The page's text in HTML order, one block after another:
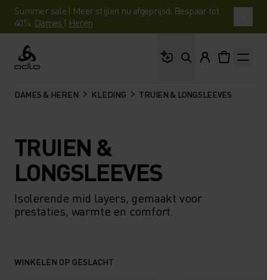
Summer sale | Meer stijlen nu afgeprijsd. Bespaar tot
40%. Dames | Heren
Odlo
DAMES & HEREN KLEDING TRUIEN & LONGSLEEVES
TRUIEN &
LONGSLEEVES
Isolerende mid layers, gemaakt voor
prestaties, warmte en comfort.
WINKELEN OP GESLACHT